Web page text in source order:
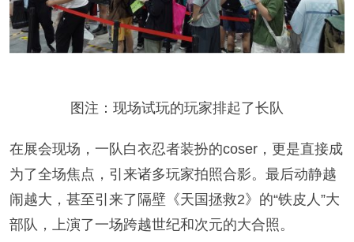
图注：现场试玩的玩家排起了长队
在展会现场，一队白衣忍者装扮的coser，更是直接成
为了全场焦点，引来诸多玩家拍照合影。最后动静越
闹越大，甚至引来了隔壁《天国拯救2》的“铁皮人”大
部队，上演了一场跨越世纪和次元的大合照。